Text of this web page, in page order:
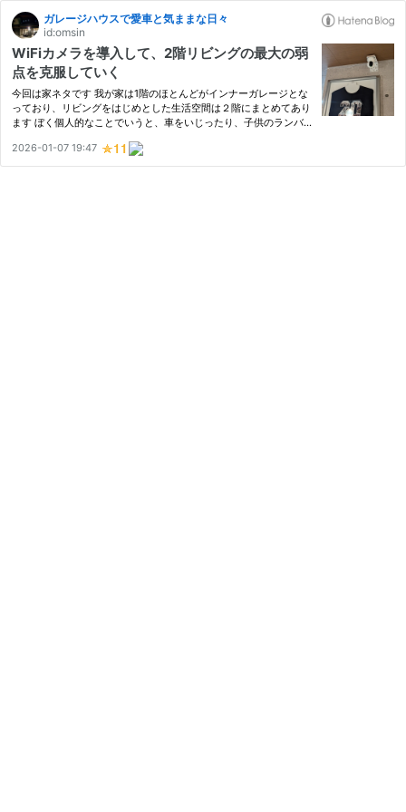
ガレージハウスで愛車と気ままな日々
id:omsin
WiFiカメラを導入して、2階リビングの最大の弱
点を克服していく
今回は家ネタです 我が家は1階のほとんどがインナーガレージとな
っており、リビングをはじめとした生活空間は２階にまとめてあり
ます ぼく個人的なことでいうと、車をいじったり、子供のランバ
多かったりします そうなると、ご飯の時間や用事があった際にい…
2026-01-07 19:47